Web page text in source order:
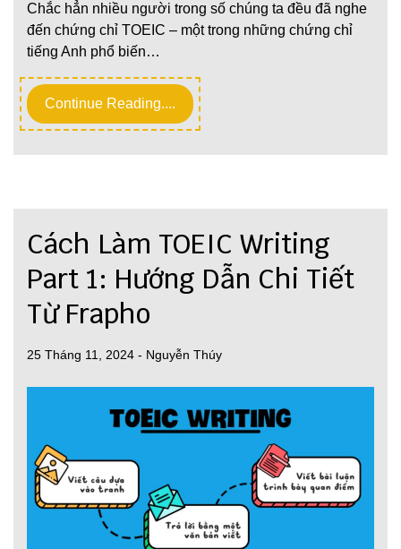
Chắc hẳn nhiều người trong số chúng ta đều đã nghe
đến chứng chỉ TOEIC – một trong những chứng chỉ
tiếng Anh phổ biến…
Continue Reading....
Cách Làm TOEIC Writing
Part 1: Hướng Dẫn Chi Tiết
Từ Frapho
25 Tháng 11, 2024 - Nguyễn Thúy